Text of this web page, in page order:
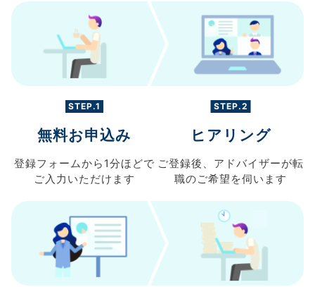
STEP.1
無料お申込み
登録フォームから 1分ほどで
ご入力 いただけます
STEP.2
ヒアリング
ご登録後、 アドバイザーが転
職のご希望を伺います